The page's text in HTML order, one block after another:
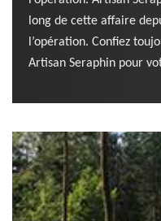
long de cette affaire
l’opération. Confiez
Artisan Seraphin pour